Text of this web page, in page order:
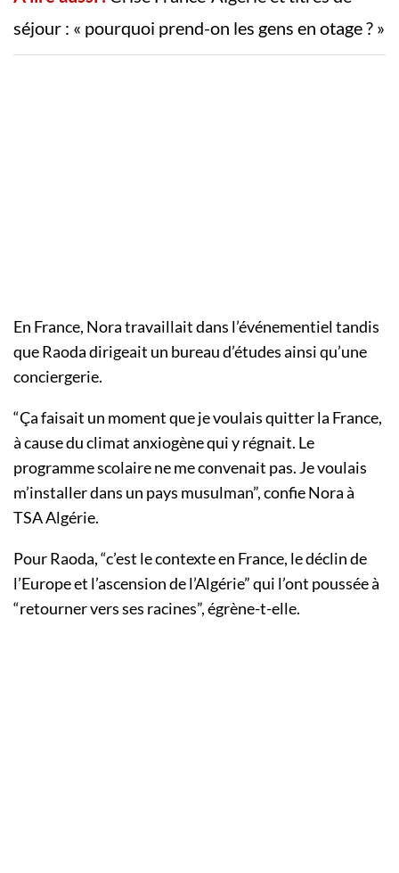
séjour : « pourquoi prend-on les gens en otage ? »
En France, Nora travaillait dans l’événementiel tandis
que Raoda dirigeait un bureau d’études ainsi qu’une
conciergerie.
“Ça faisait un moment que je voulais quitter la France,
à cause du climat anxiogène qui y régnait. Le
programme scolaire ne me convenait pas. Je voulais
m’installer dans un pays musulman”, confie Nora à
TSA Algérie.
Pour Raoda, “c’est le contexte en France, le déclin de
l’Europe et l’ascension de l’Algérie” qui l’ont poussée à
“retourner vers ses racines”, égrène-t-elle.